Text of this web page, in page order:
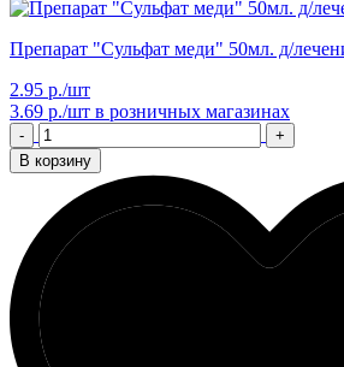
Препарат "Сульфат меди" 50мл. д/
2.95 р./шт
3.69 р./шт в розничных магазинах
-
+
В корзину